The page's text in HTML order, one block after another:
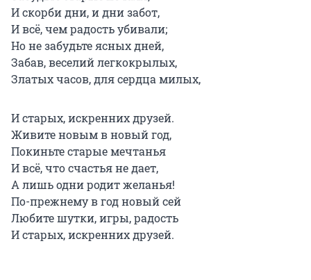
И скорби дни, и дни забот,
И всё, чем радость убивали;
Но не забудьте ясных дней,
Забав, веселий легкокрылых,
Златых часов, для сердца милых,
И старых, искренних друзей.
Живите новым в новый год,
Покиньте старые мечтанья
И всё, что счастья не дает,
А лишь одни родит желанья!
По-прежнему в год новый сей
Любите шутки, игры, радость
И старых, искренних друзей.